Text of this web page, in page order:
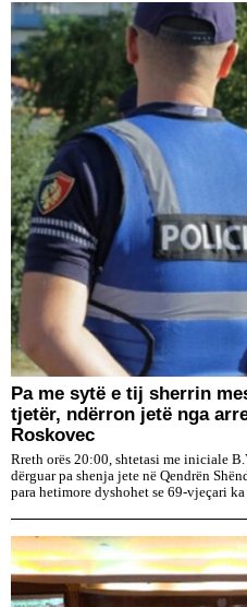
Pa me sytë e tij sherrin
tjetër, ndërron jetë nga
Roskovec
Rreth orës 20:00, shtetasi me iniciale
dërguar pa shenja jete në Qendrën
para hetimore dyshohet se 69-vjeçari ka